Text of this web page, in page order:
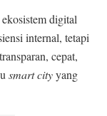
digital
internal, tetapi
cepat,
smart cityyang